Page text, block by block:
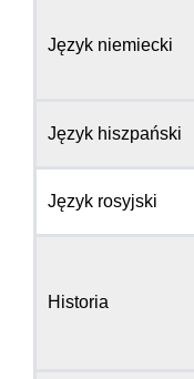
Język niemiecki
Język hiszpański
Język rosyjski
Historia